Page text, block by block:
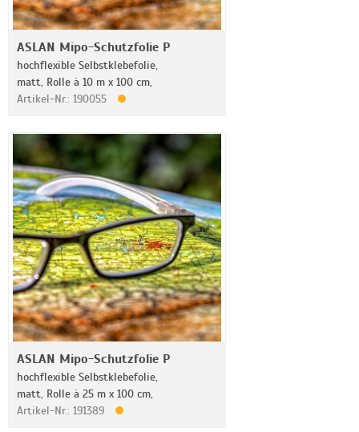
ASLAN Mipo-Schutzfolie P
hochflexible Selbstklebefolie,
matt, Rolle à 10 m x 100 cm,
Artikel-Nr.: 190055
ASLAN Mipo-Schutzfolie P
hochflexible Selbstklebefolie,
matt, Rolle à 25 m x 100 cm,
Artikel-Nr.: 191389